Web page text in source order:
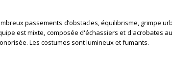
passements d’obstacles,équilibrisme, grimpe
est mixte, composée d'échassiers et d'acrobates
Les costumes sont lumineux et fumants.